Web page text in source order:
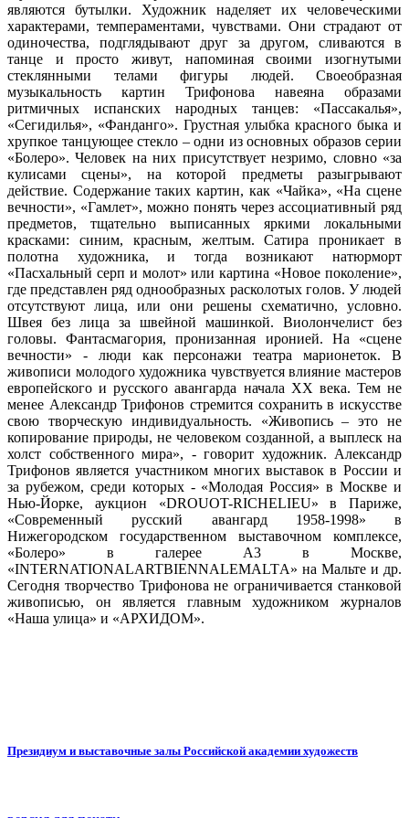
являются бутылки. Художник наделяет их человеческими
характерами, темпераментами, чувствами. Они страдают от
одиночества, подглядывают друг за другом, сливаются в
танце и просто живут, напоминая своими изогнутыми
стеклянными телами фигуры людей. Своеобразная
музыкальность картин Трифонова навеяна образами
ритмичных испанских народных танцев: «Пассакалья»,
«Сегидилья», «Фанданго». Грустная улыбка красного быка и
хрупкое танцующее стекло – одни из основных образов серии
«Болеро». Человек на них присутствует незримо, словно «за
кулисами сцены», на которой предметы разыгрывают
действие. Содержание таких картин, как «Чайка», «На сцене
вечности», «Гамлет», можно понять через ассоциативный ряд
предметов, тщательно выписанных яркими локальными
красками: синим, красным, желтым. Сатира проникает в
полотна художника, и тогда возникают натюрморт
«Пасхальный серп и молот» или картина «Новое поколение»,
где представлен ряд однообразных расколотых голов. У людей
отсутствуют лица, или они решены схематично, условно.
Швея без лица за швейной машинкой. Виолончелист без
головы. Фантасмагория, пронизанная иронией. На «сцене
вечности» - люди как персонажи театра марионеток. В
живописи молодого художника чувствуется влияние мастеров
европейского и русского авангарда начала ХХ века. Тем не
менее Александр Трифонов стремится сохранить в искусстве
свою творческую индивидуальность. «Живопись – это не
копирование природы, не человеком созданной, а выплеск на
холст собственного мира», - говорит художник. Александр
Трифонов является участником многих выставок в России и
за рубежом, среди которых - «Молодая Россия» в Москве и
Нью-Йорке, аукцион «DROUOT-RICHELIEU» в Париже,
«Современный русский авангард 1958-1998» в
Нижегородском государственном выставочном комплексе,
«Болеро» в галерее А3 в Москве,
«INTERNATIONALARTBIENNALEMALTА» на Мальте и др.
Сегодня творчество Трифонова не ограничивается станковой
живописью, он является главным художником журналов
«Наша улица» и «АРХИДОМ».
Президиум и выставочные залы Российской академии художеств